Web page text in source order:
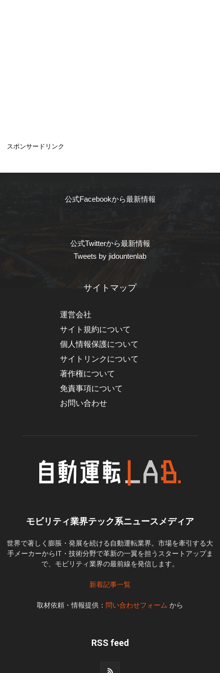
スポンサードリンク
公式Facebookから最新情報
公式Twitterから最新情報
Tweets by jidountenlab
サイトマップ
運営会社
サイト規約について
個人情報保護について
サイトリンクについて
著作権について
免責事項について
お問い合わせ
モビリティ業界テック系ニュースメディア
世界で著しく膨脹・発展を続ける自動運転業界。市場を牽引する大
手メーカーからIT・技術分野で革新の一翼を担うスタートアップま
で、モビリティ業界の最前線を発信します。
新着記事一覧
取材依頼・情報提供： 問い合わせフォーム から
RSS feed